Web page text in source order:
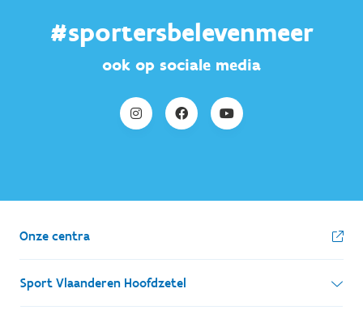
#sportersbelevenmeer
ook op sociale media
Onze centra
Sport Vlaanderen Hoofdzetel